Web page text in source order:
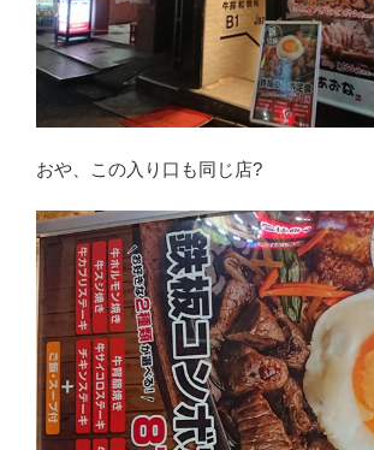
おや、この入り口も同じ店?